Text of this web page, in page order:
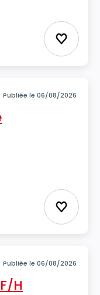
Ajouter
Publiée le 06/08/2026
Ajouter
Publiée le 06/08/2026
H